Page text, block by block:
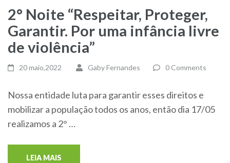
2° Noite “Respeitar, Proteger,
Garantir. Por uma infância livre
de violência”
20 maio,2022 Gaby Fernandes 0 Comments
Nossa entidade luta para garantir esses direitos e
mobilizar a população todos os anos, então dia 17/05
realizamos a 2° …
LEIA MAIS